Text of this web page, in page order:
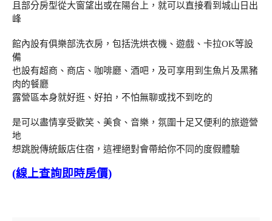
且部分房型從大窗望出或在陽台上，就可以直接看到城山日出
峰
館內設有俱樂部洗衣房，包括洗烘衣機、遊戲、卡拉OK等設
備
也設有超商、商店、咖啡廳、酒吧，及可享用到生魚片及黑豬
肉的餐廳
露營區本身就好逛、好拍，不怕無聊或找不到吃的
是可以盡情享受歡笑、美食、音樂，氛圍十足又便利的旅遊營
地
想跳脫傳統飯店住宿，這裡絕對會帶給你不同的度假體驗
(線上查詢即時房價)